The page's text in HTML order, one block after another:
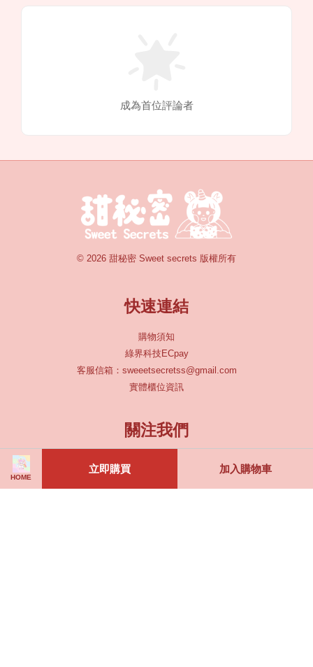
HOME
立即購買 加入購物車
成為首位評論者
© 2026 甜秘密 Sweet secrets 版權所有
快速連結
購物須知
綠界科技ECpay
客服信箱：sweeetsecretss@gmail.com
實體櫃位資訊
關注我們